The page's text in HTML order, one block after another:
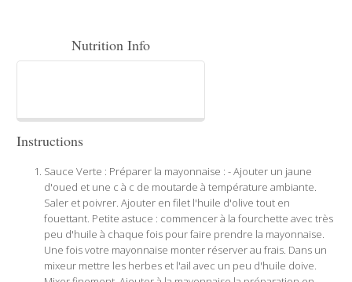
Nutrition Info
Instructions
Sauce Verte : Préparer la mayonnaise : - Ajouter un jaune
d'oued et une c à c de moutarde à température ambiante.
Saler et poivrer. Ajouter en filet l'huile d'olive tout en
fouettant. Petite astuce : commencer à la fourchette avec très
peu d'huile à chaque fois pour faire prendre la mayonnaise.
Une fois votre mayonnaise monter réserver au frais. Dans un
mixeur mettre les herbes et l'ail avec un peu d'huile doive.